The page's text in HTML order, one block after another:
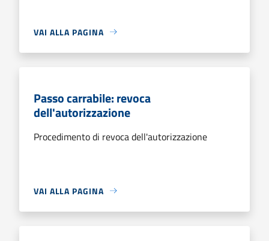
VAI ALLA PAGINA
Passo carrabile: revoca
dell'autorizzazione
Procedimento di revoca dell'autorizzazione
VAI ALLA PAGINA